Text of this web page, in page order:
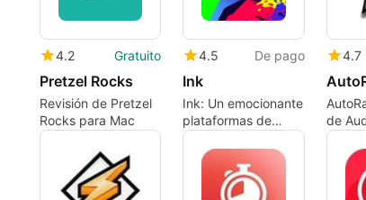
4.2 Gratuito
Pretzel Rocks
Revisión de Pretzel
Rocks para Mac
4.5 De pago
Ink
Ink: Un emocionante
plataformas de
acción
4.7
de